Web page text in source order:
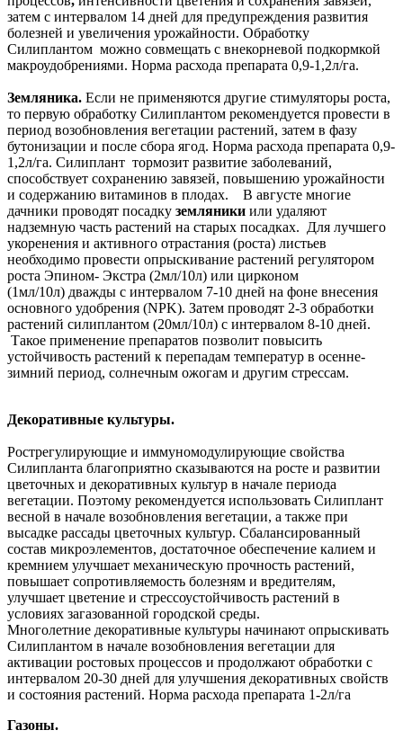
затем с интервалом 14 дней для предупреждения развития
болезней и увеличения урожайности. Обработку
Силиплантом можно совмещать с внекорневой подкормкой
макроудобрениями. Норма расхода препарата 0,9-1,2л/га.
Земляника. Если не применяются другие стимуляторы роста,
то первую обработку Силиплантом рекомендуется провести в
период возобновления вегетации растений, затем в фазу
бутонизации и после сбора ягод. Норма расхода препарата 0,9-
1,2л/га. Силиплант тормозит развитие заболеваний,
способствует сохранению завязей, повышению урожайности
и содержанию витаминов в плодах. В августе многие
дачники проводят посадку земляники или удаляют
надземную часть растений на старых посадках. Для лучшего
укоренения и активного отрастания (роста) листьев
необходимо провести опрыскивание растений регулятором
роста Эпином- Экстра (2мл/10л) или цирконом
(1мл/10л) дважды с интервалом 7-10 дней на фоне внесения
основного удобрения (NPK). Затем проводят 2-3 обработки
растений силиплантом (20мл/10л) с интервалом 8-10 дней.
Такое применение препаратов позволит повысить
устойчивость растений к перепадам температур в осенне-
зимний период, солнечным ожогам и другим стрессам.
Декоративные культуры.
Рострегулирующие и иммуномодулирующие свойства
Силипланта благоприятно сказываются на росте и развитии
цветочных и декоративных культур в начале периода
вегетации. Поэтому рекомендуется использовать Силиплант
весной в начале возобновления вегетации, а также при
высадке рассады цветочных культур. Сбалансированный
состав микроэлементов, достаточное обеспечение калием и
кремнием улучшает механическую прочность растений,
повышает сопротивляемость болезням и вредителям,
улучшает цветение и стрессоустойчивость растений в
условиях загазованной городской среды.
Многолетние декоративные культуры начинают опрыскивать
Силиплантом в начале возобновления вегетации для
активации ростовых процессов и продолжают обработки с
интервалом 20-30 дней для улучшения декоративных свойств
и состояния растений. Норма расхода препарата 1-2л/га
Газоны.